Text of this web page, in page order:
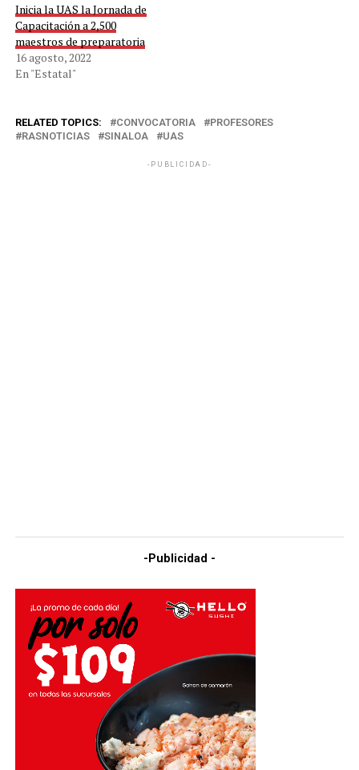
Inicia la UAS la Jornada de
Capacitación a 2,500
maestros de preparatoria
16 agosto, 2022
En "Estatal"
RELATED TOPICS: CONVOCATORIA
PROFESORES
RASNOTICIAS
SINALOA UAS
-PUBLICIDAD-
-Publicidad -